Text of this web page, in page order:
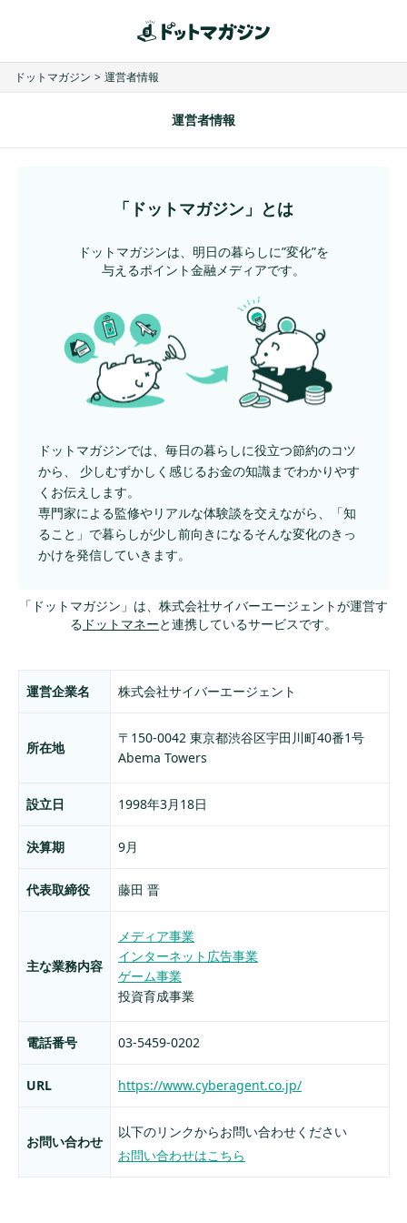
ドットマガジン > 運営者情報
運営者情報
「ドットマガジン」とは
ドットマガジンは、明日の暮らしに”変化”を
与えるポイント金融メディアです。
ドットマガジンでは、毎日の暮らしに役立つ節約のコツ
から、
少しむずかしく感じるお金の知識までわかりやす
くお伝えします。
専門家による監修やリアルな体験談を交えながら、
「知
ること」で暮らしが少し前向きになるそんな変化のきっ
かけを発信していきます。
「ドットマガジン」は、株式会社サイバーエージェントが運営す
る ドットマネーと連携しているサービスです。
運営企業名
株式会社サイバーエージェント
所在地
〒150-0042 東京都渋谷区宇田川町40番1号
Abema Towers
設立日 1998年3月18日
決算期 9月
代表取締役 藤田 晋
主な業務内容
メディア事業
インターネット広告事業
ゲーム事業
投資育成事業
電話番号 03-5459-0202
URL https://www.cyberagent.co.jp/
お問い合わせ
以下のリンクからお問い合わせください
お問い合わせはこちら